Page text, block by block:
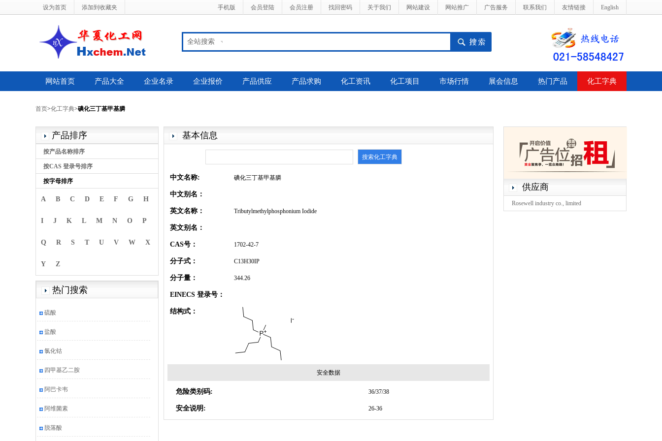
设为首页 添加到收藏夹 手机版 会员登陆 会员注册 找回密码 关于我们 网站建设 网站推广 广告服务 联系我们 友情链接 English
全站搜索
网站首页 产品大全 企业名录 企业报价 产品供应 产品求购 化工资讯 化工项目 市场行情 展会信息 热门产品 化工字典
首页>化工字典>碘化三丁基甲基膦
产品排序
按产品名称排序
按CAS 登录号排序
按字母排序
A B C D E F G H
I J K L M N O P
Q R S T U V W X
Y Z
热门搜索
硫酸
盐酸
氯化钴
四甲基乙二胺
阿巴卡韦
阿维菌素
脱落酸
基本信息
中文名称: 碘化三丁基甲基膦
中文别名：
英文名称： Tributylmethylphosphonium Iodide
英文别名：
CAS号： 1702-42-7
分子式： C13H30IP
分子量： 344.26
EINECS 登录号：
结构式：
安全数据
危险类别码: 36/37/38
安全说明: 26-36
供应商
Rosewell industry co., limited